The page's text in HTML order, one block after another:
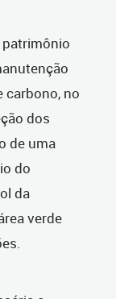
patrimônio
carbono, no
dos
de uma
do
da
verde